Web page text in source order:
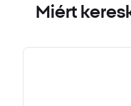
Miért